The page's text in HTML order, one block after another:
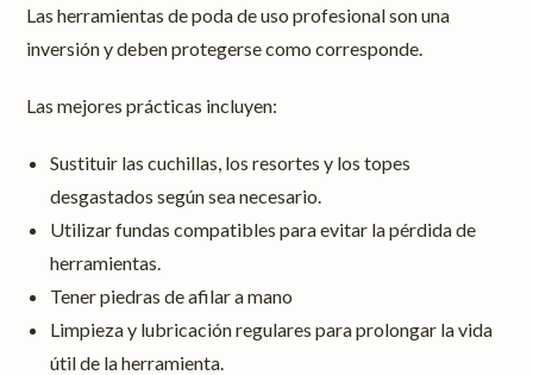
Las herramientas de poda de uso profesional son una
inversión y deben protegerse como corresponde.
Las mejores prácticas incluyen:
Sustituir las cuchillas, los resortes y los topes
desgastados según sea necesario.
Utilizar fundas compatibles para evitar la pérdida de
herramientas.
Tener piedras de afilar a mano
Limpieza y lubricación regulares para prolongar la vida
útil de la herramienta.